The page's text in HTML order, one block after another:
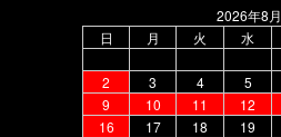
2026年8月
日
月 火 水
2
3 4 5
9
10 11 12
16
17 18 19